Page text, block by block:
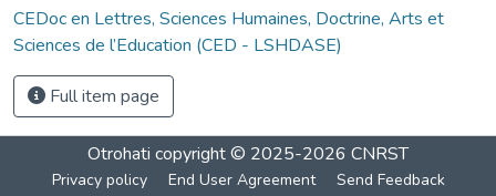
CEDoc en Lettres, Sciences Humaines, Doctrine, Arts et
Sciences de l’Education (CED - LSHDASE)
Full item page
Otrohati copyright © 2025-2026 CNRST
Privacy policy End User Agreement Send Feedback